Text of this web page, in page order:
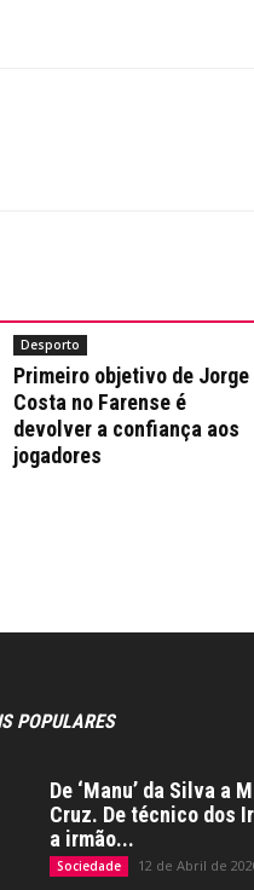
Desporto
Primeiro objetivo de Jorge
Costa no Farense é
devolver a confiança aos
jogadores
POPULARES
De ‘Manu’ da Silva a
Cruz. De técnico dos
a irmão...
Sociedade 12 de Abril de